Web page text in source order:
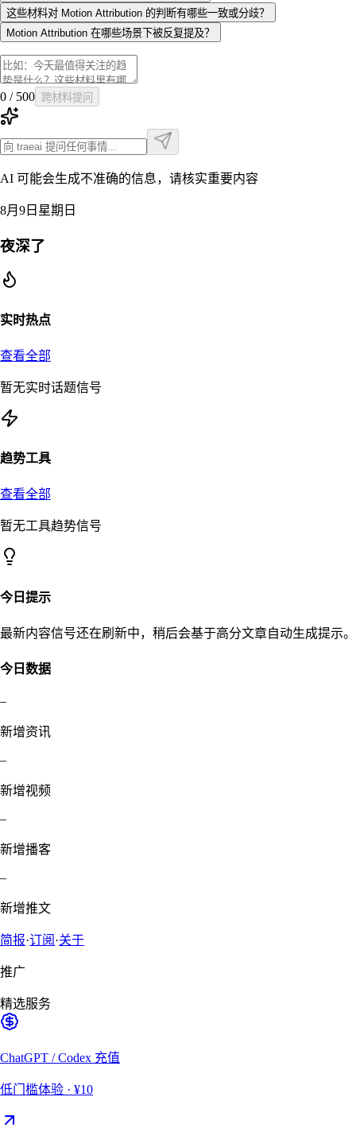
这些材料对 Motion Attribution 的判断有哪些一致或分歧？
Motion Attribution 在哪些场景下被反复提及？
0 / 500 跨材料提问
AI 可能会生成不准确的信息，请核实重要内容
8月9日星期日
夜深了
实时热点
查看全部
暂无实时话题信号
趋势工具
查看全部
暂无工具趋势信号
今日提示
最新内容信号还在刷新中，稍后会基于高分文章自动生成提示。
今日数据
–
新增资讯
–
新增视频
–
新增播客
–
新增推文
简报·订阅 ·关于
推广
精选服务
ChatGPT / Codex 充值
低门槛体验 · ¥10